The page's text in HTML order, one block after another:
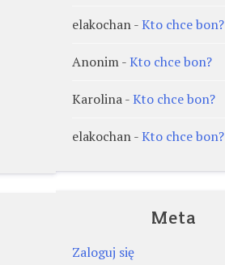
elakochan-Kto chce bon?
Anonim-Kto chce bon?
Karolina-Kto chce bon?
elakochan-Kto chce bon?
Meta
Zaloguj się